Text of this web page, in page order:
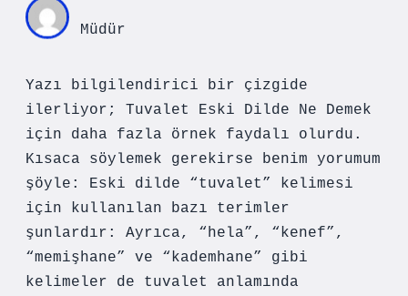
Müdür
Yazı bilgilendirici bir çizgide
ilerliyor; Tuvalet Eski Dilde Ne Demek
için daha fazla örnek faydalı olurdu.
Kısaca söylemek gerekirse benim yorumum
şöyle: Eski dilde “tuvalet” kelimesi
için kullanılan bazı terimler
şunlardır: Ayrıca, “hela”, “kenef”,
“memişhane” ve “kademhane” gibi
kelimeler de tuvalet anlamında